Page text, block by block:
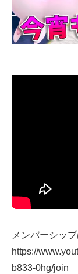
メンバーシッ
https://
b833-0hg/join